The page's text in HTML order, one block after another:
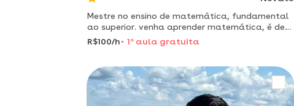
Mestre no ensino de matemática, fundamental
ao superior. venha aprender matemática, é de
fácil compreensão vem comigo!
R$100/h 1 a aula gratuita